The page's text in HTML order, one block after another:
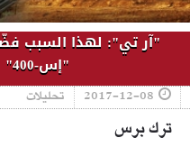
"آر تي": لهذا السبب
"إس-400" على "باتريوت"
2017-12-08 تحليلات
ترك برس